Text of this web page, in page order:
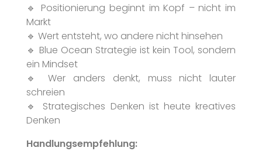
🔹 Positionierung beginnt im Kopf – nicht im
Markt
🔹 Wert entsteht, wo andere nicht hinsehen
🔹 Blue Ocean Strategie ist kein Tool, sondern
ein Mindset
🔹 Wer anders denkt, muss nicht lauter
schreien
🔹 Strategisches Denken ist heute kreatives
Denken
Handlungsempfehlung: